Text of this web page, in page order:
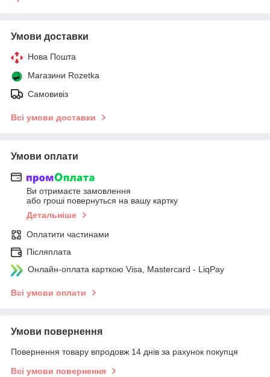
Умови доставки
Нова Пошта
Магазини Rozetka
Самовивіз
Всі умови доставки
Умови оплати
Ви отримаєте замовлення
або гроші повернуться на вашу картку
Детальніше
Оплатити частинами
Післяплата
Онлайн-оплата карткою Visa, Mastercard - LiqPay
Всі умови оплати
Умови повернення
Повернення товару впродовж 14 днів за рахунок покупця
Всі умови повернення